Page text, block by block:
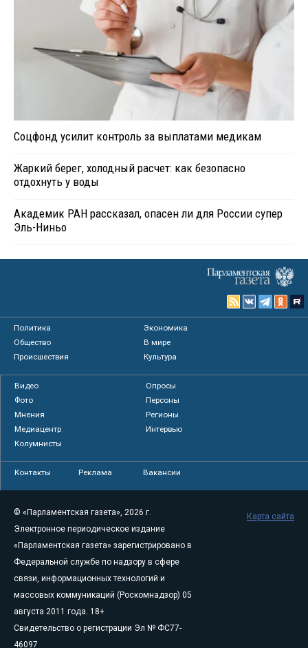
Соцфонд усилит контроль за выплатами медикам
Жаркий берег, холодный расчет: как безопасно
отдохнуть у воды
Академик РАН рассказал, опасен ли для России супер
Эль-Ниньо
Политика
Экономика
Общество
В мире
Происшествия
Культура
Видео
Опросы
Фото
Персоны
Мнения
Регионы
Медиацентр
Интервью
Колумнисты
Контакты Реклама Вакансии
© «Парламентская газета», 2026 г.
Электронное периодическое издание
«Парламентская газета» зарегистрировано в
Федеральной службе по надзору в сфере
связи, информационных технологий и
массовых коммуникаций (Роскомнадзор) 05
августа 2011 года. 18+
Свидетельство о регистрации Эл № ФС77-
46097
Карта сайта